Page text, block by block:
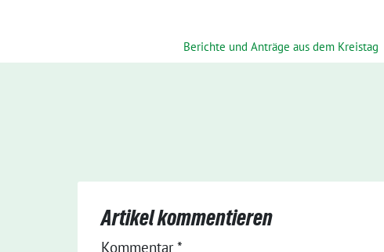
Berichte und Anträge aus dem Kreistag
Artikel kommentieren
Kommentar*